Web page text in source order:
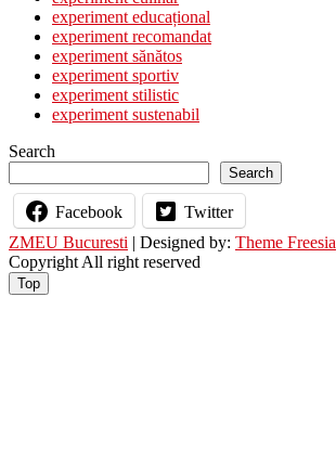
experiment educațional
experiment recomandat
experiment sănătos
experiment sportiv
experiment stilistic
experiment sustenabil
Search
Search
Facebook
Twitter
ZMEU Bucuresti | Designed by: Theme Freesia
Copyright All right reserved
Top